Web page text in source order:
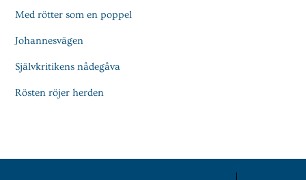
Med rötter som en poppel
Johannesvägen
Självkritikens nådegåva
Rösten röjer herden